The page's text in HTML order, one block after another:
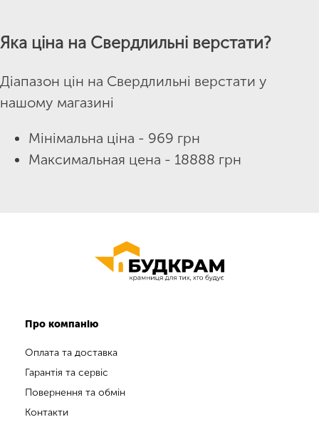
Яка ціна на Свердлильні верстати?
Діапазон цін на Свердлильні верстати у
нашому магазині
Мінімальна ціна - 969 грн
Максимальная цена - 18888 грн
Про компанію
Оплата та доставка
Гарантія та сервіс
Повернення та обмін
Контакти